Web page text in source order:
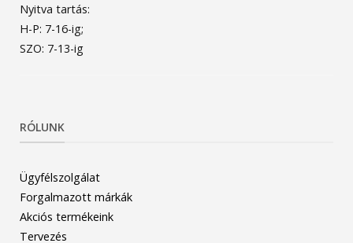
Nyitva tartás:
H-P: 7-16-ig;
SZO: 7-13-ig
RÓLUNK
Ügyfélszolgálat
Forgalmazott márkák
Akciós termékeink
Tervezés